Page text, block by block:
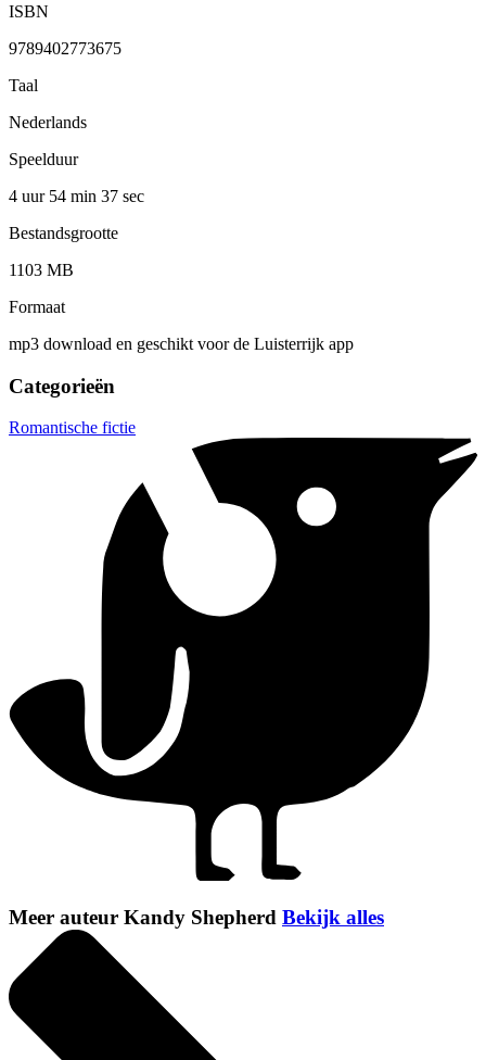
ISBN
9789402773675
Taal
Nederlands
Speelduur
4 uur 54 min 37 sec
Bestandsgrootte
1103 MB
Formaat
mp3 download en geschikt voor de Luisterrijk app
Categorieën
Romantische fictie
Meer auteur Kandy Shepherd Bekijk alles